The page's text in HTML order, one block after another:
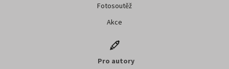
Fotosoutěž
Akce
Pro autory